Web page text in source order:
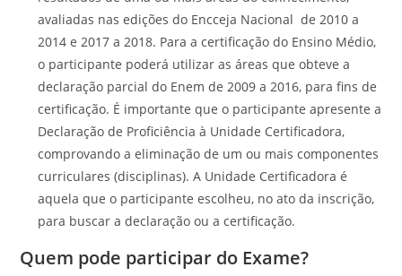
avaliadas nas edições do Encceja Nacional de 2010 a
2014 e 2017 a 2018. Para a certificação do Ensino Médio,
o participante poderá utilizar as áreas que obteve a
declaração parcial do Enem de 2009 a 2016, para fins de
certificação. É importante que o participante apresente a
Declaração de Proficiência à Unidade Certificadora,
comprovando a eliminação de um ou mais componentes
curriculares (disciplinas). A Unidade Certificadora é
aquela que o participante escolheu, no ato da inscrição,
para buscar a declaração ou a certificação.
Quem pode participar do Exame?